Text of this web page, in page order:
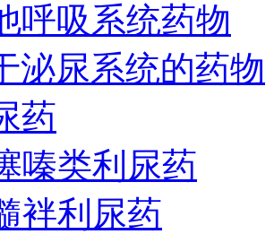
呼吸系统药物
泌尿系统的药物
药
嗪类利尿药
袢利尿药